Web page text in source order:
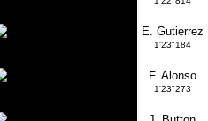
E. Gutierrez
1'23"184
F. Alonso
1'23"273